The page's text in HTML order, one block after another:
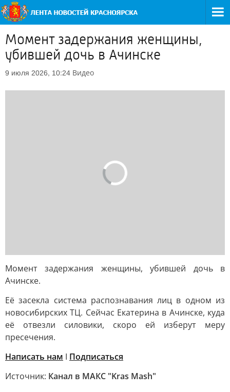
Момент задержания женщины,
убившей дочь в Ачинске
9 июля 2026, 10:24 Видео
Момент задержания женщины, убившей дочь в
Ачинске.
Её засекла система распознавания лиц в одном из
новосибирских ТЦ. Сейчас Екатерина в Ачинске, куда
её отвезли силовики, скоро ей изберут меру
пресечения.
Написать нам I Подписаться
Источник: Канал в МАКС "Kras Mash"